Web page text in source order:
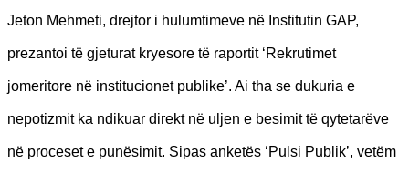
Jeton Mehmeti, drejtor i hulumtimeve në Institutin GAP,
prezantoi të gjeturat kryesore të raportit ‘Rekrutimet
jomeritore në institucionet publike’. Ai tha se dukuria e
nepotizmit ka ndikuar direkt në uljen e besimit të qytetarëve
në proceset e punësimit. Sipas anketës ‘Pulsi Publik’, vetëm